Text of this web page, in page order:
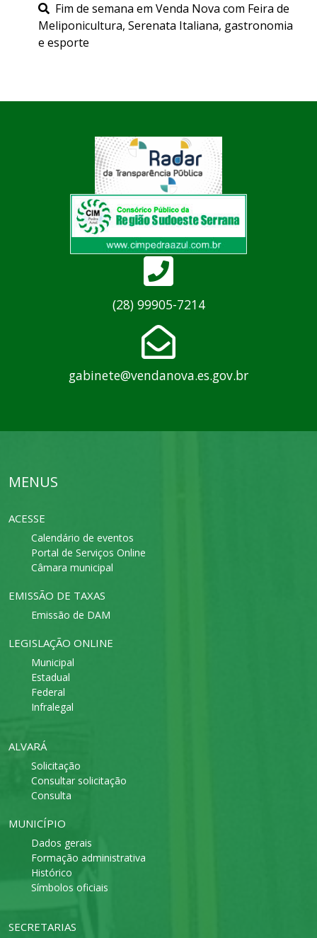
Fim de semana em Venda Nova com Feira de
Meliponicultura, Serenata Italiana, gastronomia
e esporte
(28) 99905-7214
gabinete@vendanova.es.gov.br
MENUS
ACESSE
Calendário de eventos
Portal de Serviços Online
Câmara municipal
EMISSÃO DE TAXAS
Emissão de DAM
LEGISLAÇÃO ONLINE
Municipal
Estadual
Federal
Infralegal
ALVARÁ
Solicitação
Consultar solicitação
Consulta
MUNICÍPIO
Dados gerais
Formação administrativa
Histórico
Símbolos oficiais
SECRETARIAS